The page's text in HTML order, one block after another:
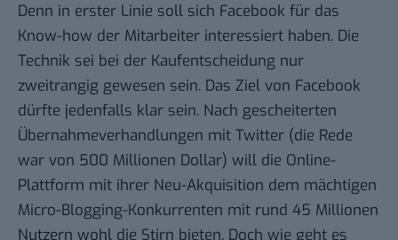
Denn in erster Linie soll sich Facebook für das
Know-how der Mitarbeiter interessiert haben. Die
Technik sei bei der Kaufentscheidung nur
zweitrangig gewesen sein. Das Ziel von Facebook
dürfte jedenfalls klar sein. Nach gescheiterten
Übernahmeverhandlungen mit Twitter (die Rede
war von 500 Millionen Dollar) will die Online-
Plattform mit ihrer Neu-Akquisition dem mächtigen
Micro-Blogging-Konkurrenten mit rund 45 Millionen
Nutzern wohl die Stirn bieten. Doch wie geht es